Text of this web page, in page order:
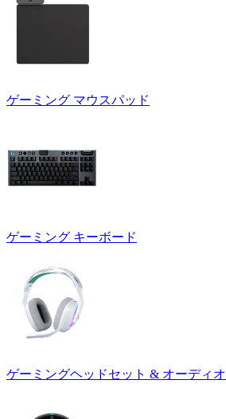
ゲーミング マウスパッド
ゲーミング キーボード
ゲーミングヘッドセット & オーディオ